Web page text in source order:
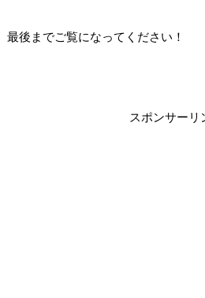
最後までご覧になってください！
スポンサーリ